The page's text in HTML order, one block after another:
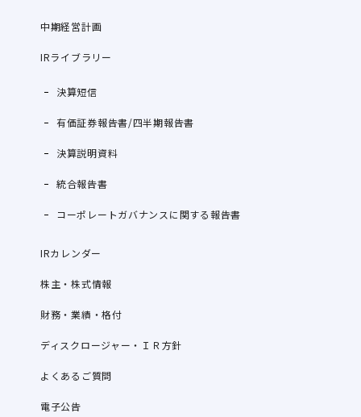
中期経営計画
IRライブラリー
決算短信
有価証券報告書/四半期報告書
決算説明資料
統合報告書
コーポレートガバナンスに関する報告書
IRカレンダー
株主・株式情報
財務・業績・格付
ディスクロージャー・ＩＲ方針
よくあるご質問
電子公告